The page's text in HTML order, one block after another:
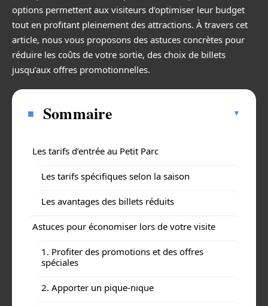
options permettent aux visiteurs d’optimiser leur budget
tout en profitant pleinement des attractions. À travers cet
article, nous vous proposons des astuces concrètes pour
réduire les coûts de votre sortie, des choix de billets
jusqu’aux offres promotionnelles.
Sommaire
Les tarifs d’entrée au Petit Parc
Les tarifs spécifiques selon la saison
Les avantages des billets réduits
Astuces pour économiser lors de votre visite
1. Profiter des promotions et des offres
spéciales
2. Apporter un pique-nique